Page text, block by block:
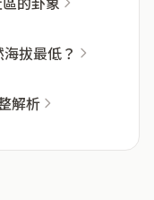
拔最低？
解析